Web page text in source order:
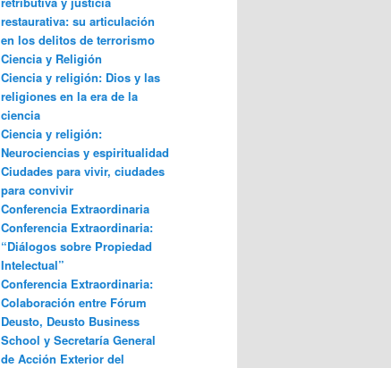
restaurativa: su articulación
en los delitos de terrorismo
Ciencia y Religión
Ciencia y religión: Dios y las
religiones en la era de la
ciencia
Ciencia y religión:
Neurociencias y espiritualidad
Ciudades para vivir, ciudades
para convivir
Conferencia Extraordinaria
Conferencia Extraordinaria:
“Diálogos sobre Propiedad
Intelectual”
Conferencia Extraordinaria:
Colaboración entre Fórum
Deusto, Deusto Business
School y Secretaría General
de Acción Exterior del